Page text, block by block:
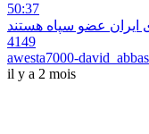
50:37
ایران عضو سپاه هستند
4149
awesta7000-
il y a 2 mois